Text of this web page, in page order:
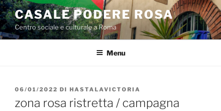
Salta
al
contenuto
CASALE PODERE ROSA
Centro sociale e culturale a Roma
Menu
PUBBLICATO
06/01/2022 DI HASTALAVICTORIA
zona rosa ristretta / campagna